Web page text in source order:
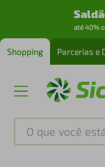
até 40%
Shopping Parcerias e
O que você está